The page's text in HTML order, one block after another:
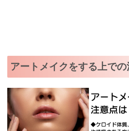
アートメイクをする上での